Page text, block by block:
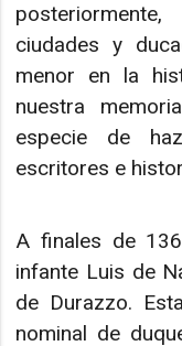
ciudades y
menor en la
nuestra
especie de
escritores e
A finales de
infante Luis de
de Durazzo.
nominal de